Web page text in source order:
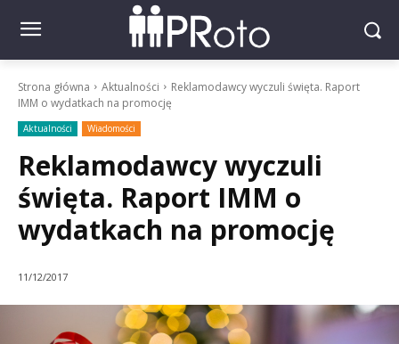
Strona główna Aktualności
Reklamodawcy wyczuli święta. Raport
IMM o wydatkach na promocję
Aktualności Wiadomości
Reklamodawcy wyczuli
święta. Raport IMM o
wydatkach na promocję
11/12/2017